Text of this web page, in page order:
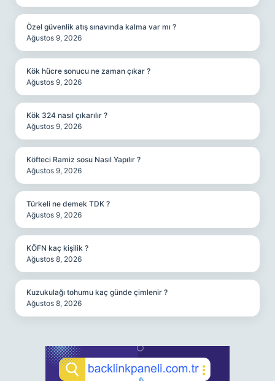
Özel güvenlik atış sınavında kalma var mı ?
Ağustos 9, 2026
Kök hücre sonucu ne zaman çıkar ?
Ağustos 9, 2026
Kök 324 nasıl çıkarılır ?
Ağustos 9, 2026
Köfteci Ramiz sosu Nasıl Yapılır ?
Ağustos 9, 2026
Türkeli ne demek TDK ?
Ağustos 9, 2026
KÖFN kaç kişilik ?
Ağustos 8, 2026
Kuzukulağı tohumu kaç günde çimlenir ?
Ağustos 8, 2026